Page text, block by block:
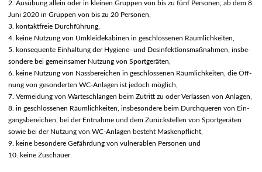
2. Ausübung allein oder in kleinen Gruppen von bis zu fünf Personen, ab dem 8.
Juni 2020 in Gruppen von bis zu 20 Personen,
3. kontaktfreie Durchführung,
4. keine Nutzung von Umkleidekabinen in geschlossenen Räumlichkeiten,
5. konsequente Einhaltung der Hygiene- und Desinfektionsmaßnahmen, insbe-
sondere bei gemeinsamer Nutzung von Sportgeräten,
6. keine Nutzung von Nassbereichen in geschlossenen Räumlichkeiten, die Öff-
nung von gesonderten WC-Anlagen ist jedoch möglich,
7. Vermeidung von Warteschlangen beim Zutritt zu oder Verlassen von Anlagen,
8. in geschlossenen Räumlichkeiten, insbesondere beim Durchqueren von Ein-
gangsbereichen, bei der Entnahme und dem Zurückstellen von Sportgeräten
sowie bei der Nutzung von WC-Anlagen besteht Maskenpflicht,
9. keine besondere Gefährdung von vulnerablen Personen und
10. keine Zuschauer.